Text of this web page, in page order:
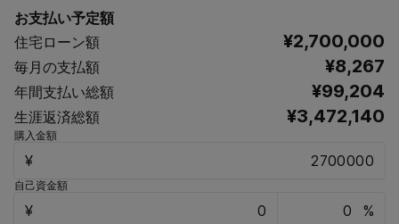
お支払い予定額
住宅ローン額
¥2,700,000
毎月の支払額 ¥8,267
年間支払い総額 ¥99,204
生涯返済総額 ¥3,472,140
購入金額
¥
自己資金額
¥ %